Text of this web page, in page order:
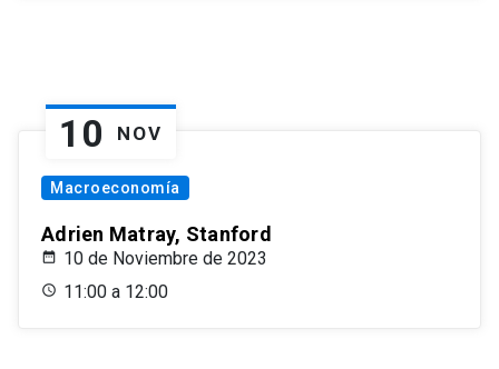
10 NOV
Macroeconomía
Adrien Matray, Stanford
10 de Noviembre de 2023
11:00 a 12:00